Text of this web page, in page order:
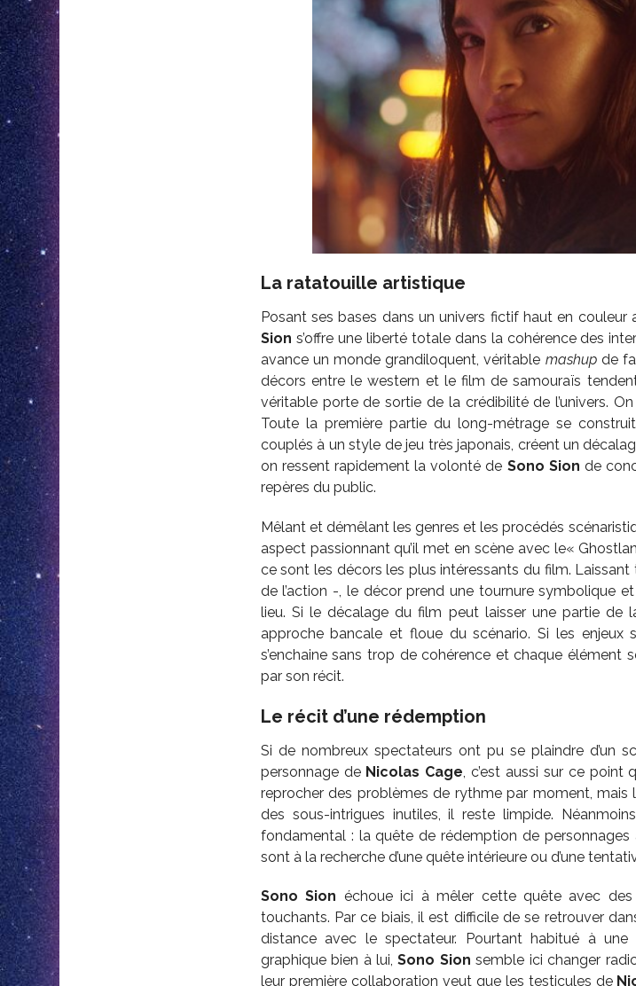
La ratatouille artistique
Posant ses bases dans un univers fictif haut en
Sion s’offre une liberté totale dans la cohérence des
avance un monde grandiloquent, véritable mashupde
décors entre le western et le film de samouraïs
véritable porte de sortie de la crédibilité de l’univers.
Toute la première partie du long-métrage se
couplés à un style de jeu très japonais, créent un
on ressent rapidement la volonté de Sono Sion de
repères du public.
Mêlant et démêlant les genres et les procédés
aspect passionnant qu’il met en scène avec le«
ce sont les décors les plus intéressants du film.
de l’action -, le décor prend une tournure symbolique
lieu. Si le décalage du film peut laisser une partie de
approche bancale et floue du scénario. Si les enjeux
s’enchaine sans trop de cohérence et chaque élément
par son récit.
Le récit d’une rédemption
Si de nombreux spectateurs ont pu se plaindre d’un
personnage de Nicolas Cage , c’est aussi sur ce
reprocher des problèmes de rythme par moment, mais
des sous-intrigues inutiles, il reste limpide.
fondamental : la quête de rédemption de
sont à la recherche d’une quête intérieure ou d’une
Sono Sion échoue ici à mêler cette quête avec
touchants. Par ce biais, il est difficile de se retrouver
distance avec le spectateur. Pourtant habitué à
graphique bien à lui,Sono Sion semble ici changer
leur première collaboration veut que les testicules de